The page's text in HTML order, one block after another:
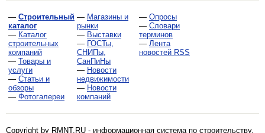
— Строительный
каталог
— Каталог
строительных
компаний
— Товары и
услуги
— Статьи и
обзоры
— Фотогалереи
— Магазины и
рынки
— Выставки
— ГОСТы,
СНИПы,
СанПиНы
— Новости
недвижимости
— Новости
компаний
— Опросы
— Словари
терминов
— Лента
новостей RSS
Copyright by RMNT.RU - информационная система по строительству,